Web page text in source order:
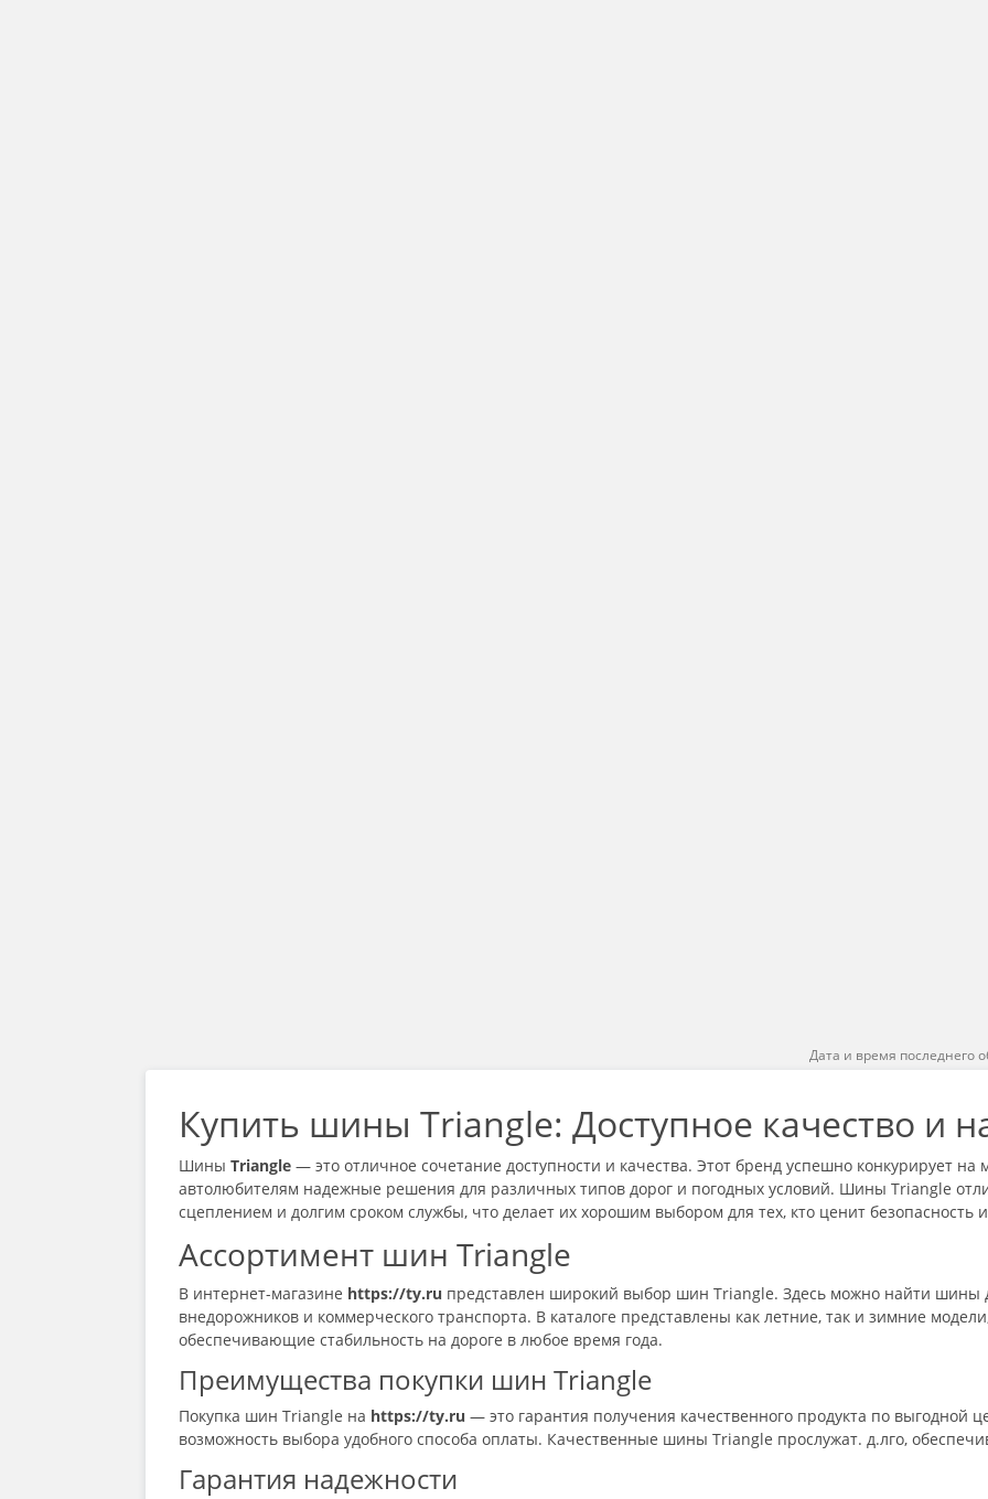
Дата и время последнего
Купить шины Triangle: Доступное качество и
Шины Triangle — это отличное сочетание доступности и качества. Этот бренд успешно конкурирует
автолюбителям надежные решения для различных типов дорог и погодных условий. Шины Triangle
сцеплением и долгим сроком службы, что делает их хорошим выбором для тех, кто ценит безопасность
Ассортимент шин Triangle
В интернет-магазине https://ty.ru представлен широкий выбор шин Triangle. Здесь можно найти шины
внедорожников и коммерческого транспорта. В каталоге представлены как летние, так и зимние
обеспечивающие стабильность на дороге в любое время года.
Преимущества покупки шин Triangle
Покупка шин Triangle на https://ty.ru — это гарантия получения качественного продукта по выгодной
возможность выбора удобного способа оплаты. Качественные шины Triangle прослужат. д.лго,
Гарантия надежности